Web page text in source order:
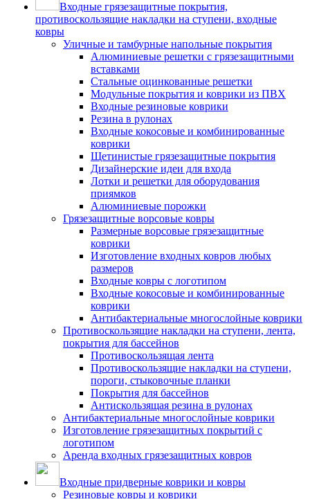
Входные грязезащитные покрытия,
противоскользящие накладки на ступени, входные
ковры
Уличные и тамбурные напольные покрытия
Алюминиевые решетки с грязезащитными
вставками
Стальные оцинкованные решетки
Модульные покрытия и коврики из ПВХ
Входные резиновые коврики
Резина в рулонах
Входные кокосовые и комбинированные
коврики
Щетинистые грязезащитные покрытия
Дизайнерские идеи для входа
Лотки и решетки для оборудования
приямков
Алюминиевые порожки
Грязезащитные ворсовые ковры
Размерные ворсовые грязезащитные
коврики
Изготовление входных ковров любых
размеров
Входные ковры с логотипом
Входные кокосовые и комбинированные
коврики
Антибактериальные многослойные коврики
Противоскользящие накладки на ступени, лента,
покрытия для бассейнов
Противоскользящая лента
Противоскользящие накладки на ступени,
пороги, стыковочные планки
Покрытия для бассейнов
Антискользящая резина в рулонах
Антибактериальные многослойные коврики
Изготовление грязезащитных покрытий с
логотипом
Аренда входных грязезащитных ковров
Входные придверные коврики и ковры
Резиновые ковры и коврики